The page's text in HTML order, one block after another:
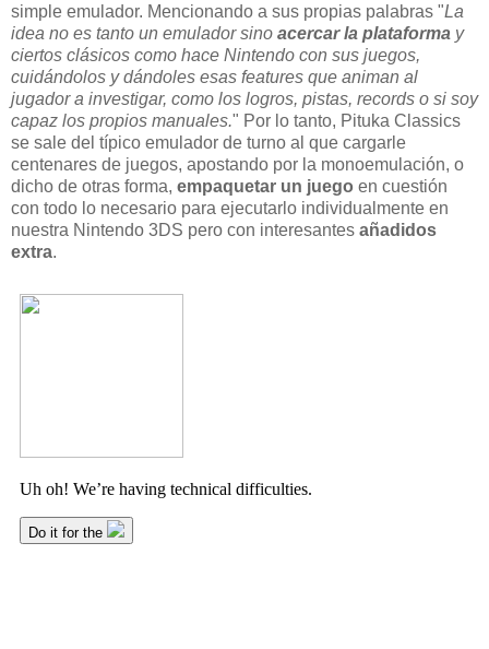
simple emulador. Mencionando a sus propias palabras "La
idea no es tanto un emulador sino acercar la plataforma y
ciertos clásicos como hace Nintendo con sus juegos,
cuidándolos y dándoles esas features que animan al
jugador a investigar, como los logros, pistas, records o si soy
capaz los propios manuales." Por lo tanto, Pituka Classics
se sale del típico emulador de turno al que cargarle
centenares de juegos, apostando por la monoemulación, o
dicho de otras forma, empaquetar un juego en cuestión
con todo lo necesario para ejecutarlo individualmente en
nuestra Nintendo 3DS pero con interesantes añadidos
extra.